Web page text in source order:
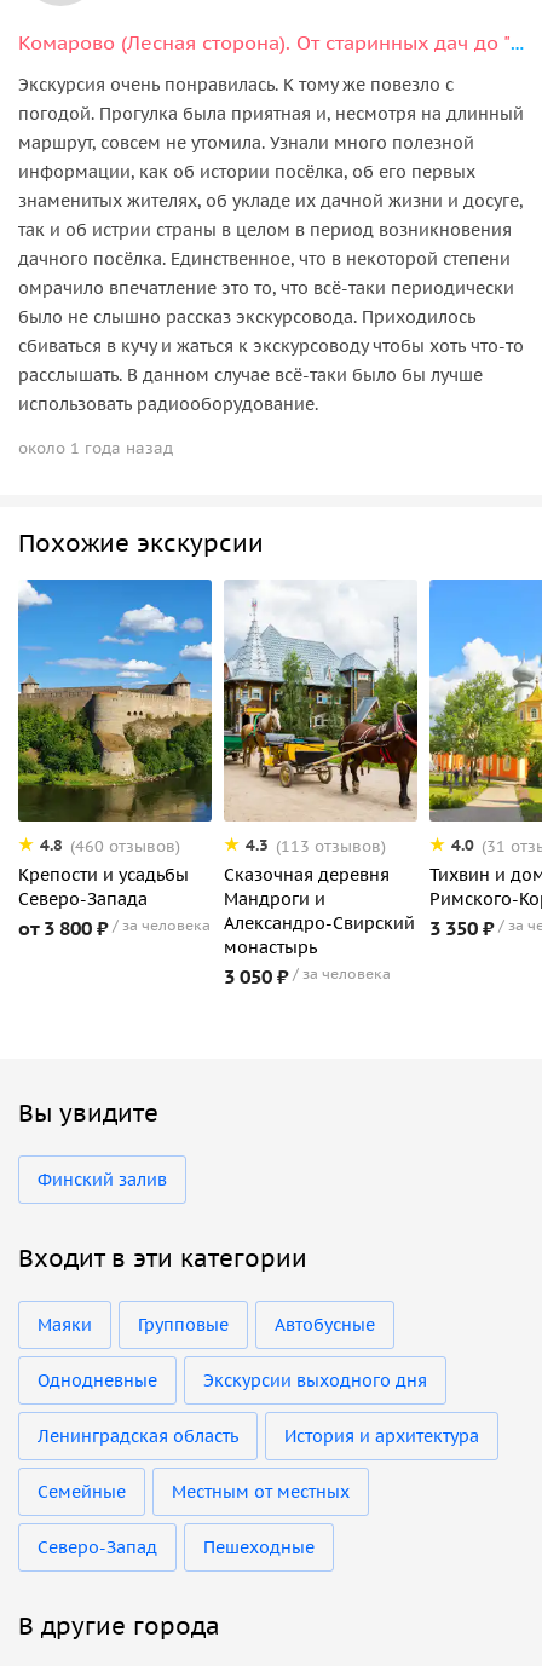
Комарово (Лесная сторона). От старинных дач до "будки" Ахматовой.
Экскурсия очень понравилась. К тому же повезло с
погодой. Прогулка была приятная и, несмотря на длинный
маршрут, совсем не утомила. Узнали много полезной
информации, как об истории посёлка, об его первых
знаменитых жителях, об укладе их дачной жизни и досуге,
так и об истрии страны в целом в период возникновения
дачного посёлка. Единственное, что в некоторой степени
омрачило впечатление это то, что всё-таки периодически
было не слышно рассказ экскурсовода. Приходилось
сбиваться в кучу и жаться к экскурсоводу чтобы хоть что-то
расслышать. В данном случае всё-таки было бы лучше
использовать радиооборудование.
около 1 года назад
Похожие экскурсии
4.8 (460 отзывов)
Крепости и усадьбы
Северо-Запада
от 3 800 ₽ за человека
4.3 (113 отзывов)
Сказочная деревня
Мандроги и
Александро-Свирский
монастырь
3 050 ₽ за человека
4.0 (31
Тихвин и
Римского-
3 350 ₽ за
Вы увидите
Финский залив
Входит в эти категории
Маяки Групповые Автобусные
Однодневные Экскурсии выходного дня
Ленинградская область История и архитектура
Семейные Местным от местных
Северо-Запад Пешеходные
В другие города